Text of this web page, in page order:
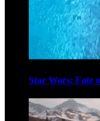
Star Wars: Fate